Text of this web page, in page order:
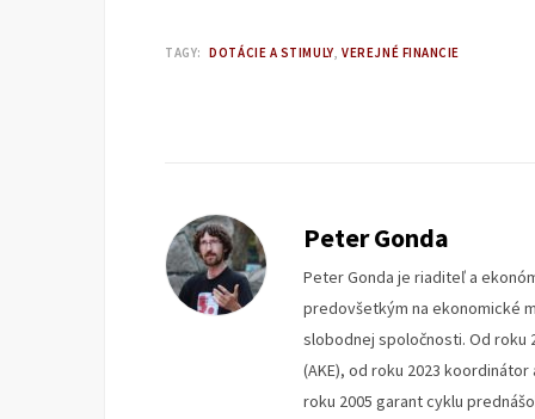
TAGY: DOTÁCIE A STIMULY VEREJNÉ FINANCIE
Peter Gonda
Peter Gonda je riaditeľ a
predovšetkým na ekonomické
slobodnej spoločnosti. Od roku
(AKE), od roku 2023
roku 2005 garant cyklu